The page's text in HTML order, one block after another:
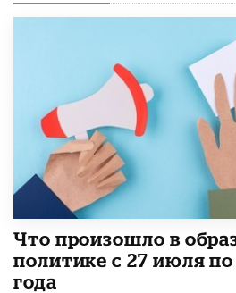
​Что произошло в
политике с 27 июля по
года